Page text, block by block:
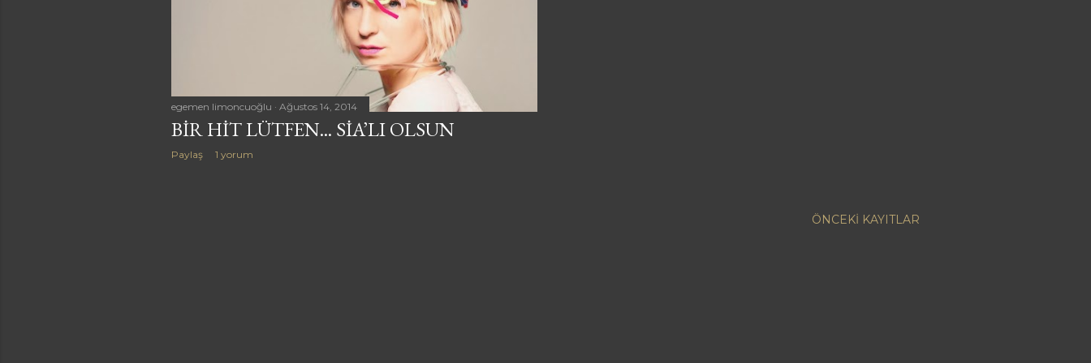
egemen limoncuoğlu Ağustos 14, 2014
BIR HIT LÜTFEN... SIA’LI OLSUN
Paylaş 1 yorum
ÖNCEKI KAYITLAR